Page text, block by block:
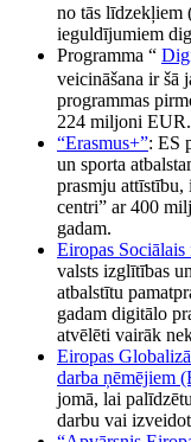
no tās
ieguldījumiem
Programma “
veicināšana ir šā
programmas
224 miljoni EUR.
“Erasmus+”: ES
un sporta
prasmju
centri” ar 400
gadam.
Eiropas Sociālais
valsts izglītības
atbalstītu
gadam digitālo
atvēlēti vairāk
Eiropas
darba ņēmējiem
jomā, lai
darbu vai